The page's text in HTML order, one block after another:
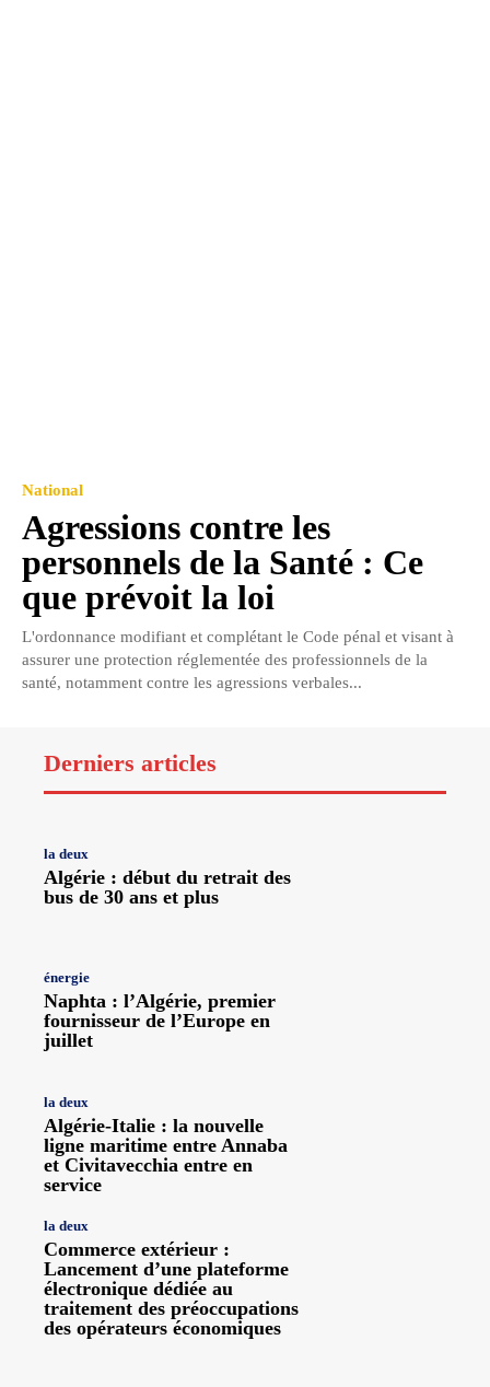
National
Agressions contre les
personnels de la Santé : Ce
que prévoit la loi
L'ordonnance modifiant et complétant le Code pénal et visant à
assurer une protection réglementée des professionnels de la
santé, notamment contre les agressions verbales...
Derniers articles
la deux
Algérie : début du retrait des
bus de 30 ans et plus
énergie
Naphta : l’Algérie, premier
fournisseur de l’Europe en
juillet
la deux
Algérie-Italie : la nouvelle
ligne maritime entre Annaba
et Civitavecchia entre en
service
la deux
Commerce extérieur :
Lancement d’une plateforme
électronique dédiée au
traitement des préoccupations
des opérateurs économiques